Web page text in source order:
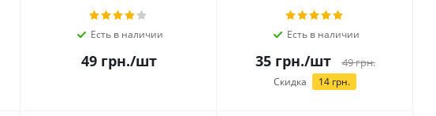
Есть в наличии
49грн./шт
Есть в наличии
35грн./шт 49грн.
Скидка 14 грн.